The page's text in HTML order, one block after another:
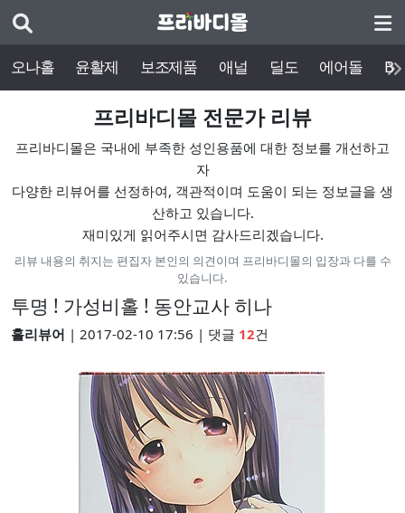
오나홀 윤활제 보조제품 애널 딜도 에어돌
프리바디몰 전문가 리뷰
프리바디몰은 국내에 부족한 성인용품에 대한 정보를 개선하고
자
다양한 리뷰어를 선정하여, 객관적이며 도움이 되는 정보글을 생
산하고 있습니다.
재미있게 읽어주시면 감사드리겠습니다.
리뷰 내용의 취지는 편집자 본인의 의견이며 프리바디몰의 입장과 다를 수
있습니다.
투명 ! 가성비홀 ! 동안교사 히나
홀리뷰어 | 2017-02-10 17:56 | 댓글 12건